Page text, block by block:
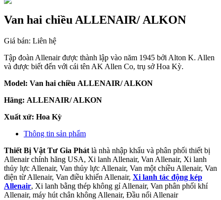
Van hai chiều ALLENAIR/ ALKON
Giá bán: Liên hệ
Tập đoàn Allenair được thành lập vào năm 1945 bởi Alton K. Allen
và được biết đến với cái tên AK Allen Co, trụ sở Hoa Kỳ.
Model: Van hai chiều ALLENAIR/ ALKON
Hãng: ALLENAIR/ ALKON
Xuất xứ: Hoa Kỳ
Thông tin sản phẩm
Thiết Bị Vật Tư Gia Phát là nhà nhập khẩu và phân phối thiết bị
Allenair chính hãng USA, Xi lanh Allenair, Van Allenair, Xi lanh
thủy lực Allenair, Van thủy lực Allenair, Van một chiều Allenair, Van
điện từ Allenair, Van điều khiển Allenair, Xi lanh tác động kép
Allenair, Xi lanh bằng thép không gỉ Allenair, Van phân phối khí
Allenair, máy hút chân không Allenair, Đầu nối Allenair